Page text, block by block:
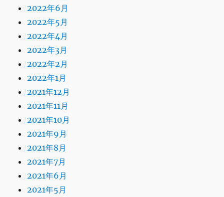
2022年6月
2022年5月
2022年4月
2022年3月
2022年2月
2022年1月
2021年12月
2021年11月
2021年10月
2021年9月
2021年8月
2021年7月
2021年6月
2021年5月